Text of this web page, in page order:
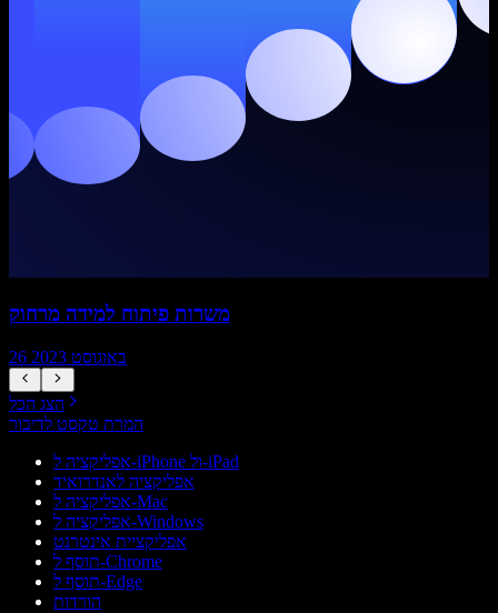
משרות פיתוח למידה מרחוק
26 באוגוסט 2023
הצג הכל
המרת טקסט לדיבור
אפליקציה ל-iPhone ול-iPad
אפליקציה לאנדרואיד
אפליקציה ל-Mac
אפליקציה ל-Windows
אפליקציית אינטרנט
תוסף ל-Chrome
תוסף ל-Edge
הורדות